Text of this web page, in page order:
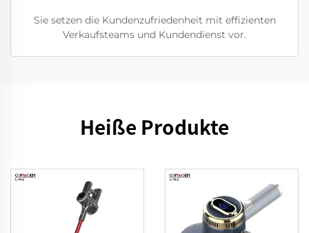
Sie setzen die Kundenzufriedenheit mit effizienten
Verkaufsteams und Kundendienst vor.
Heiße Produkte